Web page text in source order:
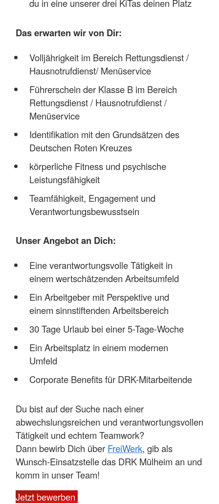
du in eine unserer drei KiTas deinen Platz
Das erwarten wir von Dir:
Volljährigkeit im Bereich Rettungsdienst /
Hausnotrufdienst/ Menüservice
Führerschein der Klasse B im Bereich
Rettungsdienst / Hausnotrufdienst /
Menüservice
Identifikation mit den Grundsätzen des
Deutschen Roten Kreuzes
körperliche Fitness und psychische
Leistungsfähigkeit
Teamfähigkeit, Engagement und
Verantwortungsbewusstsein
Unser Angebot an Dich:
Eine verantwortungsvolle Tätigkeit in
einem wertschätzenden Arbeitsumfeld
Ein Arbeitgeber mit Perspektive und
einem sinnstiftenden Arbeitsbereich
30 Tage Urlaub bei einer 5-Tage-Woche
Ein Arbeitsplatz in einem modernen
Umfeld
Corporate Benefits für DRK-Mitarbeitende
Du bist auf der Suche nach einer
abwechslungsreichen und verantwortungsvollen
Tätigkeit und echtem Teamwork?
Dann bewirb Dich über FreiWerk, gib als
Wunsch-Einsatzstelle das DRK Mülheim an und
komm in unser Team!
Jetzt bewerben